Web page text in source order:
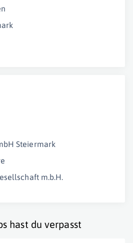
Steiermark
m.b.H.
hast du verpasst